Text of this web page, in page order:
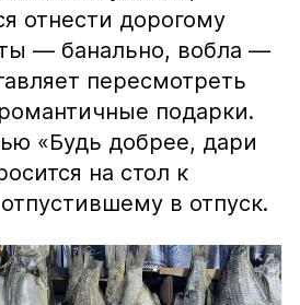
отнести дорогому
— банально, вобла —
пересмотреть
подарки.
«Будь добрее, дари
на стол к
в отпуск.